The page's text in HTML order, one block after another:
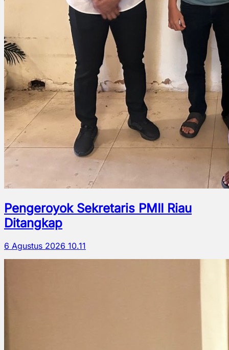
Pengeroyok Sekretaris PMII Riau
Ditangkap
6 Agustus 2026 10.11